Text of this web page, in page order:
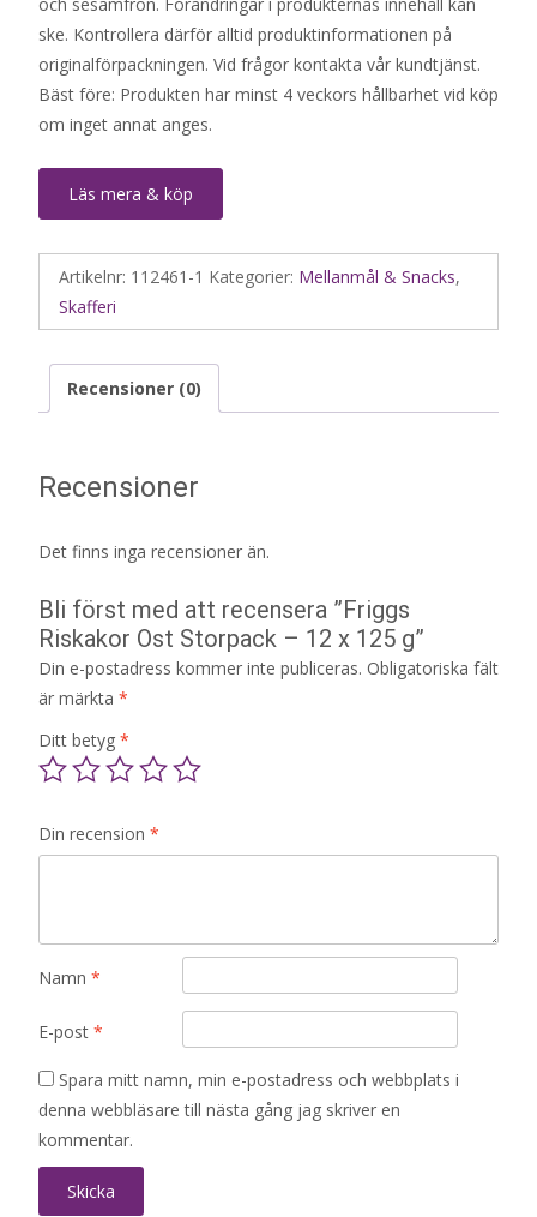
ske. Kontrollera därför alltid produktinformationen på
originalförpackningen. Vid frågor kontakta vår kundtjänst.
Bäst före: Produkten har minst 4 veckors hållbarhet vid köp
om inget annat anges.
Läs mera & köp
Artikelnr: 112461-1 Kategorier: Mellanmål & Snacks,
Skafferi
Recensioner (0)
Recensioner
Det finns inga recensioner än.
Bli först med att recensera ”Friggs
Riskakor Ost Storpack – 12 x 125 g”
Din e-postadress kommer inte publiceras. Obligatoriska fält
är märkta *
Ditt betyg *
Din recension *
Namn *
E-post *
Spara mitt namn, min e-postadress och webbplats i
denna webbläsare till nästa gång jag skriver en
kommentar.